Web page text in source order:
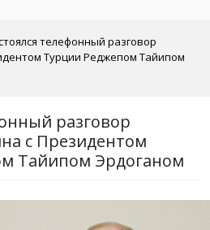
телефонный разговор
Турции Реджепом Тайипом
разговор
с Президентом
Тайипом Эрдоганом